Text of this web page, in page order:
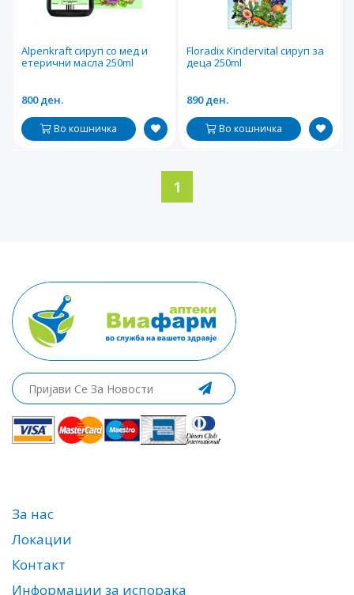
Alpenkraft сируп со мед и
етерични масла 250ml
800 ден.
Во кошничка
Floradix Kindervital сируп за
деца 250ml
890 ден.
Во кошничка
1
За нас
Локации
Контакт
Информации за испорака